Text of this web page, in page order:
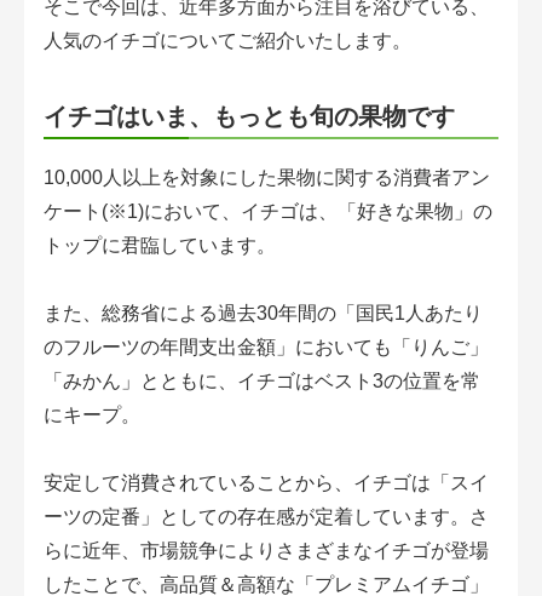
アグリウェブ経営診断
ログイン
そこで今回は、近年多方面から注目を浴びている、
人気のイチゴについてご紹介いたします。
イチゴはいま、もっとも旬の果物です
10,000人以上を対象にした果物に関する消費者アン
ケート(※1)において、イチゴは、「好きな果物」の
トップに君臨しています。
また、総務省による過去30年間の「国民1人あたり
のフルーツの年間支出金額」においても「りんご」
「みかん」とともに、イチゴはベスト3の位置を常
にキープ。
安定して消費されていることから、イチゴは「スイ
ーツの定番」としての存在感が定着しています。さ
らに近年、市場競争によりさまざまなイチゴが登場
したことで、高品質＆高額な「プレミアムイチゴ」